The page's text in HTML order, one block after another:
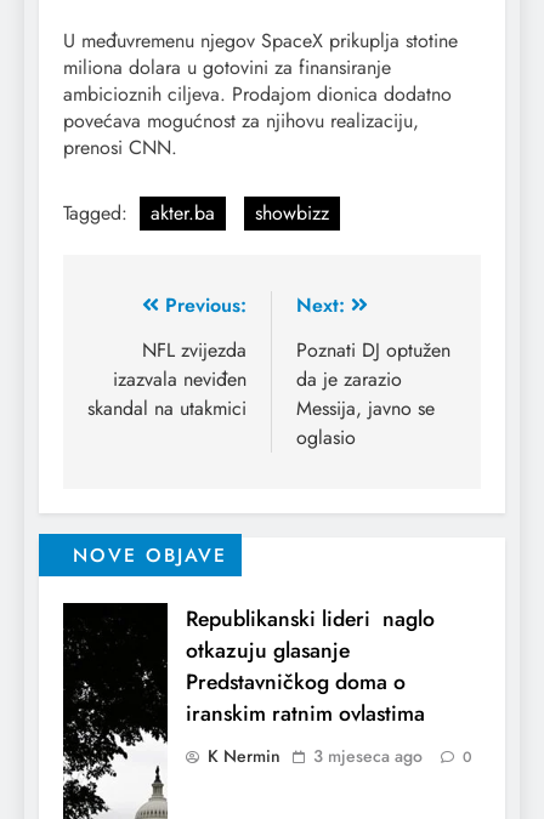
U međuvremenu njegov SpaceX prikuplja stotine
miliona dolara u gotovini za finansiranje
ambicioznih ciljeva. Prodajom dionica dodatno
povećava mogućnost za njihovu realizaciju,
prenosi CNN.
Tagged: akter.ba showbizz
Previous:
NFL zvijezda
izazvala neviđen
skandal na utakmici
Next:
Poznati DJ optužen
da je zarazio
Messija, javno se
oglasio
NOVE OBJAVE
Republikanski lideri naglo
otkazuju glasanje
Predstavničkog doma o
iranskim ratnim ovlastima
K Nermin 3 mjeseca ago 0